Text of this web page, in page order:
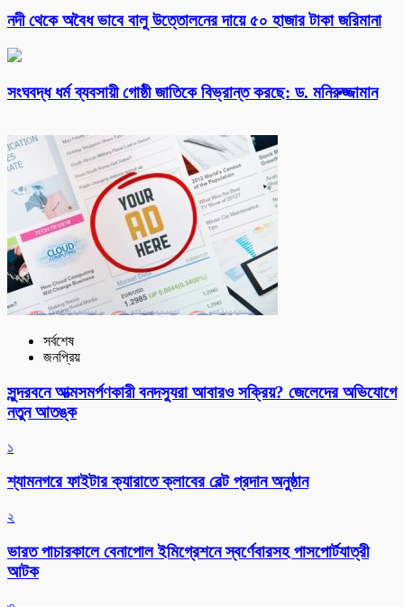
নদী থেকে অবৈধ ভাবে বালু উত্তোলনের দায়ে ৫০ হাজার টাকা জরিমানা
সংঘবদ্ধ ধর্ম ব্যবসায়ী গোষ্ঠী জাতিকে বিভ্রান্ত করছে: ড. মনিরুজ্জামান
সর্বশেষ
জনপ্রিয়
সুন্দরবনে আত্মসমর্পণকারী বনদস্যুরা আবারও সক্রিয়? জেলেদের অভিযোগে
নতুন আতঙ্ক
১
শ্যামনগরে ফাইটার ক্যারাতে ক্লাবের বেল্ট প্রদান অনুষ্ঠান
২
ভারত পাচারকালে বেনাপোল ইমিগ্রেশনে স্বর্ণেবারসহ পাসপোর্টযাত্রী
আটক